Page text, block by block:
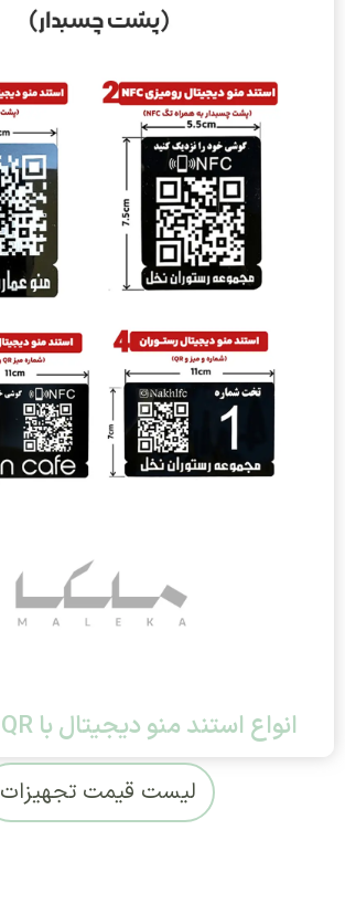
انواع استند منو دیجیتال با QR کد و NFC
لیست قیمت تجهیزات